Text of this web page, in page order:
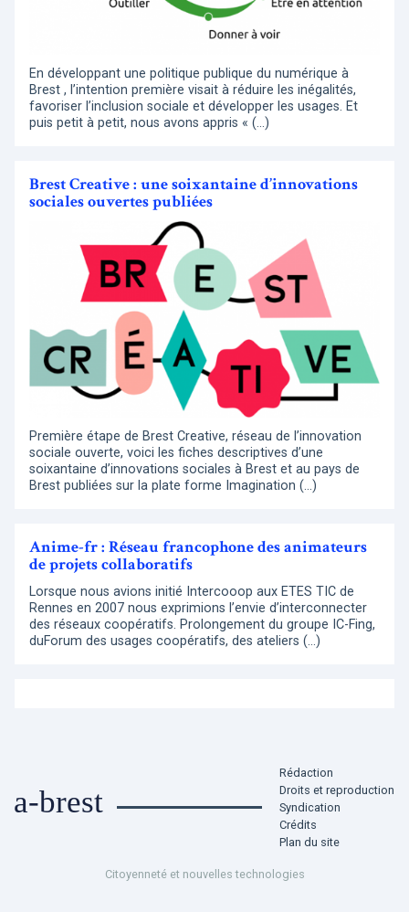
En développant une politique publique du numérique à
Brest , l’intention première visait à réduire les inégalités,
favoriser l’inclusion sociale et développer les usages. Et
puis petit à petit, nous avons appris « (…)
Brest Creative : une soixantaine d’innovations
sociales ouvertes publiées
Première étape de Brest Creative, réseau de l’innovation
sociale ouverte, voici les fiches descriptives d’une
soixantaine d’innovations sociales à Brest et au pays de
Brest publiées sur la plate forme Imagination (…)
Anime-fr : Réseau francophone des animateurs
de projets collaboratifs
Lorsque nous avions initié Intercooop aux ETES TIC de
Rennes en 2007 nous exprimions l’envie d’interconnecter
des réseaux coopératifs. Prolongement du groupe IC-Fing,
duForum des usages coopératifs, des ateliers (…)
a-brest
Rédaction
Droits et reproduction
Syndication
Crédits
Plan du site
Citoyenneté et nouvelles technologies